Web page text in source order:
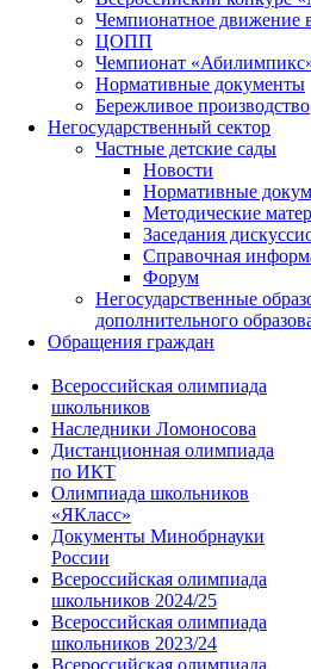
Чемпионатное движение
ЦОПП
Чемпионат
Нормативные документы
Бережливое производство
Негосударственный сектор
Частные детские сады
Новости
Нормативные
Методические
Заседания
Справочная
Форум
Негосударственные
дополнительного
Обращения граждан
Всероссийская олимпиада
школьников
Наследники Ломоносова
Дистанционная олимпиада
по ИКТ
Олимпиада школьников
«ЯКласс»
Документы Минобрнауки
России
Всероссийская олимпиада
школьников 2024/25
Всероссийская олимпиада
школьников 2023/24
Всероссийская олимпиада